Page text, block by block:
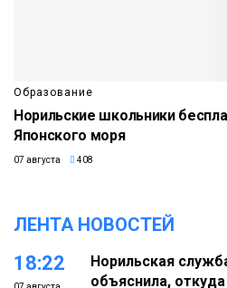
Образование
Норильские школьники
Японского моря
07 августа 408
ЛЕНТА НОВОСТЕЙ
18:22
Норильская
объяснила,